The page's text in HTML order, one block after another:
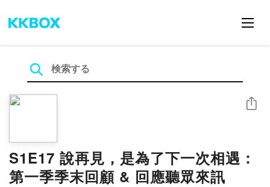
S1E17 說再見，是為了下一次相遇：
第一季季末回顧 & 回應聽眾來訊
シェア